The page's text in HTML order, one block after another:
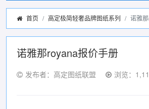
首页 高定极简轻奢品牌图纸系列 诺雅
诺雅那royana报价手册
发布者：高定图纸联盟 浏览：